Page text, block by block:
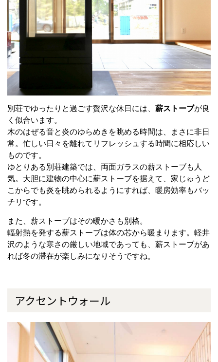
別荘でゆったりと過ごす贅沢な休日には、 薪ストーブが良
く似合います。
木のはぜる音と炎のゆらめきを眺める時間は、まさに非日
常。忙しい日々を離れてリフレッシュする時間に相応しい
ものです。
ゆとりある別荘建築では、両面ガラスの薪ストーブも人
気。大胆に建物の中心に薪ストーブを据えて、家じゅうど
こからでも炎を眺められるようにすれば、暖房効率もバッ
チリです。
また、薪ストーブはその暖かさも別格。
輻射熱を発する薪ストーブは体の芯から暖まります。軽井
沢のような寒さの厳しい地域であっても、薪ストーブがあ
れば冬の滞在が楽しみになりそうですね。
アクセントウォール